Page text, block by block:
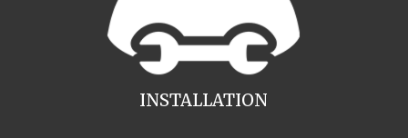
INSTALLATION